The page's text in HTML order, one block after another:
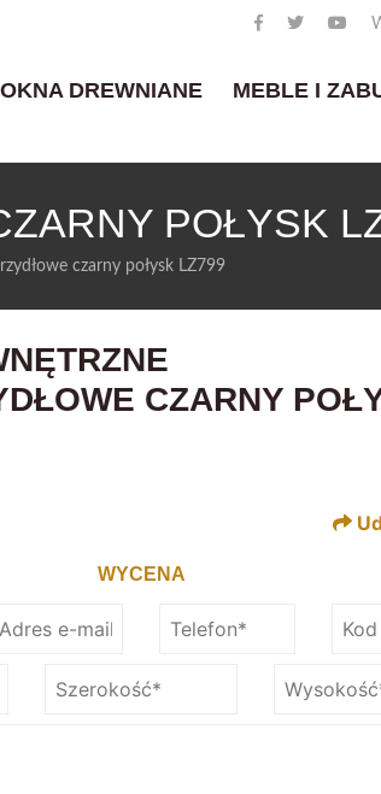
OKNA DREWNIANE MEBLE I
POŁYSK
czarny połysk LZ799
CZARNY
WYCENA